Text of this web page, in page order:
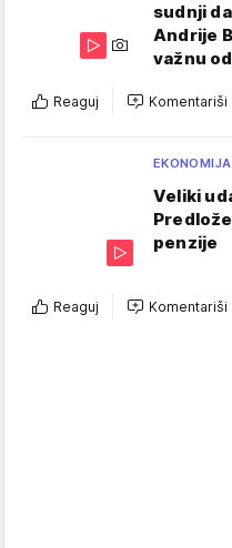
sudnji
Andrije
važnu
Reaguj Komentariši
EKONOMIJA
Veliki
penzije
Reaguj Komentariši